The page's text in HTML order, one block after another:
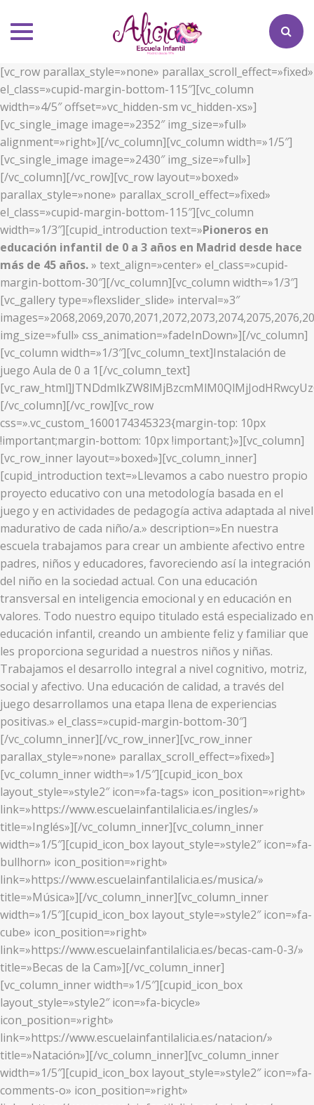
Toggle
[vc_row parallax_style=»none» parallax_scroll_effect=»fixed»
el_class=»cupid-margin-bottom-115″][vc_column
width=»4/5″ offset=»vc_hidden-sm vc_hidden-xs»]
[vc_single_image image=»2352″ img_size=»full»
alignment=»right»][/vc_column][vc_column width=»1/5″]
[vc_single_image image=»2430″ img_size=»full»]
[/vc_column][/vc_row][vc_row layout=»boxed»
parallax_style=»none» parallax_scroll_effect=»fixed»
el_class=»cupid-margin-bottom-115″][vc_column
width=»1/3″][cupid_introduction text=»Pioneros en
educación infantil de 0 a 3 años en Madrid desde hace
más de 45 años.» text_align=»center» el_class=»cupid-
margin-bottom-30″][/vc_column][vc_column width=»1/3″]
[vc_gallery type=»flexslider_slide» interval=»3″
img_size=»full» css_animation=»fadeInDown»][/vc_column]
[vc_column width=»1/3″][vc_column_text]Instalación de
juego Aula de 0 a 1[/vc_column_text]
[/vc_column][/vc_row][vc_row
css=».vc_custom_1600174345323{margin-top: 10px
!important;margin-bottom: 10px !important;}»][vc_column]
[vc_row_inner layout=»boxed»][vc_column_inner]
[cupid_introduction text=»Llevamos a cabo nuestro propio
proyecto educativo con una metodología basada en el
juego y en actividades de pedagogía activa adaptada al nivel
madurativo de cada niño/a.» description=»En nuestra
escuela trabajamos para crear un ambiente afectivo entre
padres, niños y educadores, favoreciendo así la integración
del niño en la sociedad actual. Con una educación
transversal en inteligencia emocional y en educación en
valores. Todo nuestro equipo titulado está especializado en
educación infantil, creando un ambiente feliz y familiar que
les proporciona seguridad a nuestros niños y niñas.
Trabajamos el desarrollo integral a nivel cognitivo, motriz,
social y afectivo. Una educación de calidad, a través del
juego desarrollamos una etapa llena de experiencias
positivas.» el_class=»cupid-margin-bottom-30″]
[/vc_column_inner][/vc_row_inner][vc_row_inner
parallax_style=»none» parallax_scroll_effect=»fixed»]
[vc_column_inner width=»1/5″][cupid_icon_box
layout_style=»style2″ icon=»fa-tags» icon_position=»right»
link=»https://www.escuelainfantilalicia.es/ingles/»
title=»Inglés»][/vc_column_inner][vc_column_inner
width=»1/5″][cupid_icon_box layout_style=»style2″ icon=»fa-
bullhorn» icon_position=»right»
link=»https://www.escuelainfantilalicia.es/musica/»
title=»Música»][/vc_column_inner][vc_column_inner
width=»1/5″][cupid_icon_box layout_style=»style2″ icon=»fa-
cube» icon_position=»right»
link=»https://www.escuelainfantilalicia.es/becas-cam-0-3/»
title=»Becas de la Cam»][/vc_column_inner]
[vc_column_inner width=»1/5″][cupid_icon_box
layout_style=»style2″ icon=»fa-bicycle»
icon_position=»right»
link=»https://www.escuelainfantilalicia.es/natacion/»
title=»Natación»][/vc_column_inner][vc_column_inner
width=»1/5″][cupid_icon_box layout_style=»style2″ icon=»fa-
comments-o» icon_position=»right»